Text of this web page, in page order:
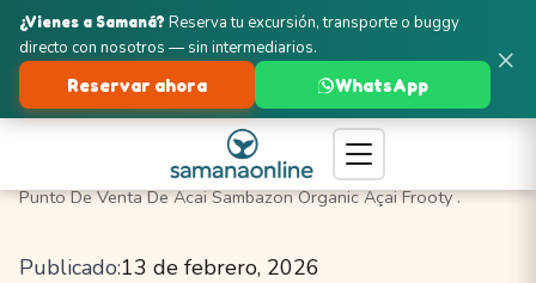
Turismo en Samaná Las Terrenas
Cafeterías
Punto De Venta De Acai Sambazon Organic Açai Frooty .
Publicado:13 de febrero, 2026
×
¿Vienes a Samaná? Reserva tu excursión, transporte o buggy
directo con nosotros — sin intermediarios.
Reservar ahora WhatsApp